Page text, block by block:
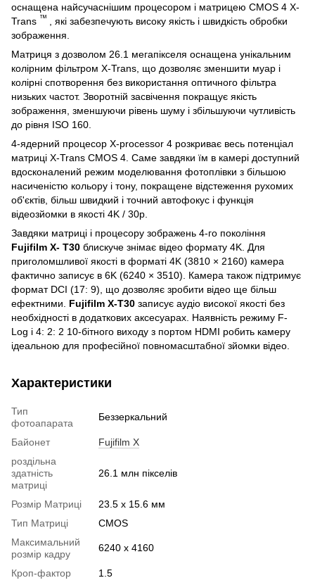
оснащена найсучаснішим процесором і матрицею CMOS 4 X-
Trans ™
, які забезпечують високу якість і швидкість обробки
зображення.
Матриця з дозволом 26.1 мегапікселя оснащена унікальним
колірним фільтром X-Trans, що дозволяє зменшити муар і
колірні спотворення без використання оптичного фільтра
низьких частот. Зворотній засвічення покращує якість
зображення, зменшуючи рівень шуму і збільшуючи чутливість
до рівня ISO 160.
4-ядерний процесор X-processor 4 розкриває весь потенціал
матриці X-Trans CMOS 4. Саме завдяки їм в камері доступний
вдосконалений режим моделювання фотоплівки з більшою
насиченістю кольору і тону, покращене відстеження рухомих
об'єктів, більш швидкий і точний автофокус і функція
відеозйомки в якості 4K / 30p.
Завдяки матриці і процесору зображень 4-го покоління
Fujifilm X- T30 блискуче знімає відео формату 4K. Для
приголомшливої ​​якості в форматі 4K (3810 × 2160) камера
фактично записує в 6K (6240 × 3510). Камера також підтримує
формат DCI (17: 9), що дозволяє зробити відео ще більш
ефектними. Fujifilm X-T30 записує аудіо високої якості без
необхідності в додаткових аксесуарах. Наявність режиму F-
Log і 4: 2: 2 10-бітного виходу з портом HDMI робить камеру
ідеальною для професійної повномасштабної зйомки відео.
Характеристики
Тип
фотоапарата
Беззеркальний
Байонет
Fujifilm X
роздільна
здатність
матриці
26.1 млн пікселів
Розмір Матриці
23.5 x 15.6 мм
Тип Матриці
CMOS
Максимальний
розмір кадру
6240 x 4160
Кроп-фактор
1.5